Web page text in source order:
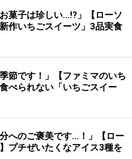
ごソースがぜいた
てて、満足感が高い！
肉がゴロゴロと入ってい
のでスコーンにのせて食
の方がいちごの存在感を
お菓子は珍しい…!?」【ローソ
作いちごスイーツ」3品実食
節です！」【ファミマのいち
べられない「いちごスイー
分へのご褒美です…！」【ロー
プチぜいたくなアイス3種を